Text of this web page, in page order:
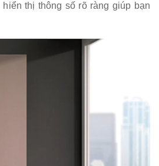
hiển thị thông số rõ ràng giúp bạn